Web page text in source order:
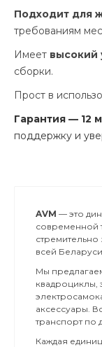
Подходит для
требованиям
Имеет высокий
сборки.
Прост в
Гарантия — 12
поддержку и
AVM — это
современной
стремительно
всей Беларуси.
Мы
квадроциклы,
аксессуары.
транспорт по
Каждая